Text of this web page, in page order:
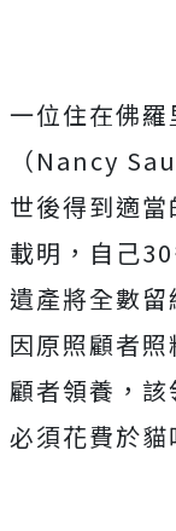
一位住在佛
（Nancy
世後得到適
載明，自己
遺產將全數
因原照顧者
顧者領養，
必須花費於貓